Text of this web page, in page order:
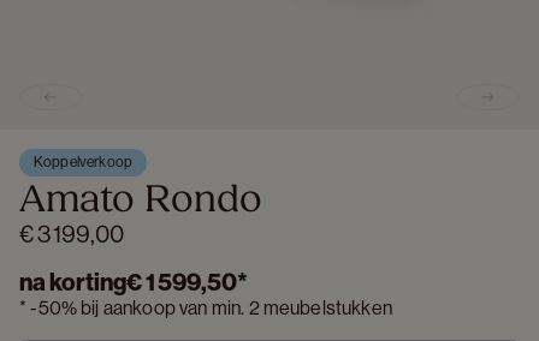
Koppelverkoop
Amato Rondo
€ 3 199,00
na korting€ 1 599,50*
*-50% bij aankoop van min. 2 meubelstukken